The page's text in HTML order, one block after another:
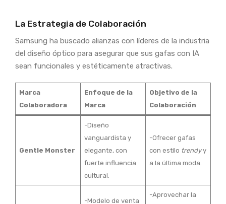
La Estrategia de Colaboración
Samsung ha buscado alianzas con líderes de la industria
del diseño óptico para asegurar que sus gafas con IA
sean funcionales y estéticamente atractivas.
Marca
Colaboradora
Enfoque de la
Marca
Objetivo de la
Colaboración
Gentle Monster
-Diseño
vanguardista y
elegante, con
fuerte influencia
cultural.
-Ofrecer gafas
con estilo trendyy
a la última moda.
-Modelo de venta
-Aprovechar la